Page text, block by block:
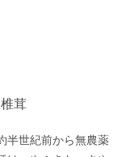
茸
半世紀前から無農薬